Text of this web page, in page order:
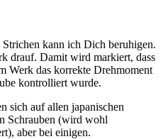
kann ich Dich beruhigen.
drauf. Damit wird markiert, dass
Werk das korrekte Drehmoment
kontrolliert wurde.
sich auf allen japanischen
Schrauben (wird wohl
aber bei einigen.